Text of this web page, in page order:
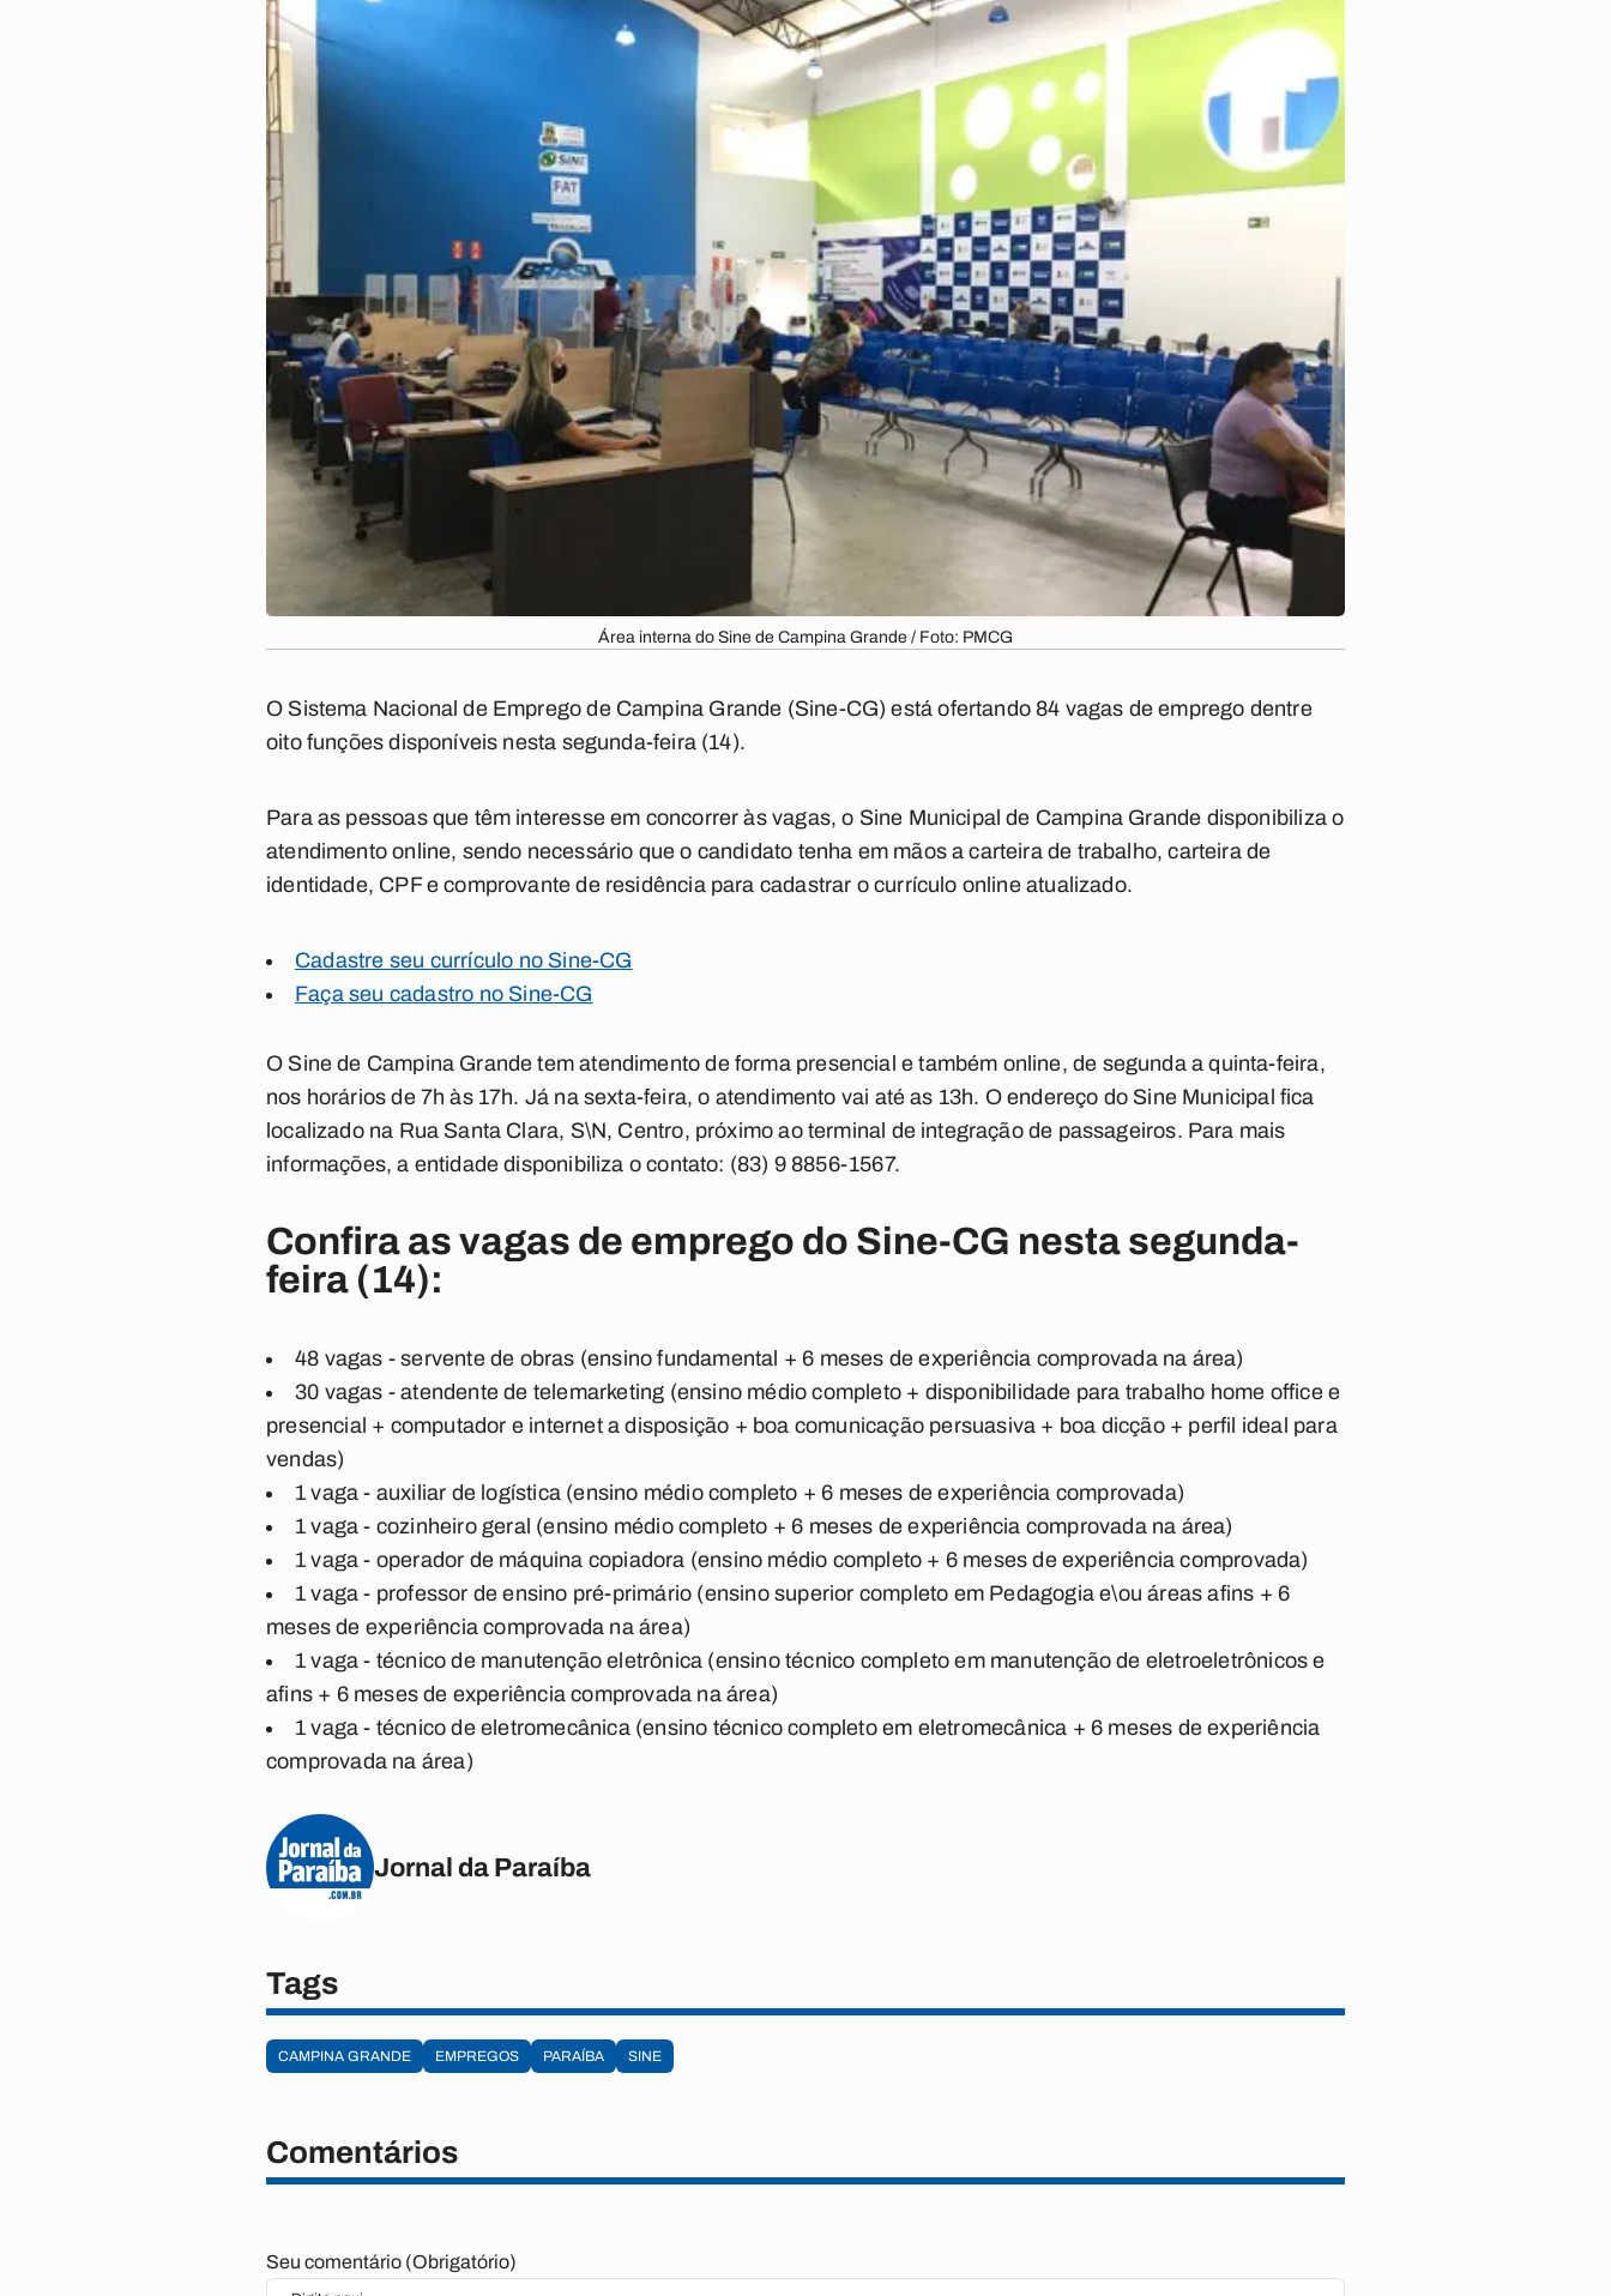
Área interna do Sine de Campina Grande / Foto: PMCG
O Sistema Nacional de Emprego de Campina Grande (Sine-CG) está ofertando 84 vagas de emprego dentre
oito funções disponíveis nesta segunda-feira (14).
Para as pessoas que têm interesse em concorrer às vagas, o Sine Municipal de Campina Grande disponibiliza o
atendimento online, sendo necessário que o candidato tenha em mãos a carteira de trabalho, carteira de
identidade, CPF e comprovante de residência para cadastrar o currículo online atualizado.
Cadastre seu currículo no Sine-CG
Faça seu cadastro no Sine-CG
O Sine de Campina Grande tem atendimento de forma presencial e também online, de segunda a quinta-feira,
nos horários de 7h às 17h. Já na sexta-feira, o atendimento vai até as 13h. O endereço do Sine Municipal fica
localizado na Rua Santa Clara, S\N, Centro, próximo ao terminal de integração de passageiros. Para mais
informações, a entidade disponibiliza o contato: (83) 9 8856-1567.
Confira as vagas de emprego do Sine-CG nesta segunda-
feira (14):
48 vagas - servente de obras (ensino fundamental + 6 meses de experiência comprovada na área)
30 vagas - atendente de telemarketing (ensino médio completo + disponibilidade para trabalho home office e
presencial + computador e internet a disposição + boa comunicação persuasiva + boa dicção + perfil ideal para
vendas)
1 vaga - auxiliar de logística (ensino médio completo + 6 meses de experiência comprovada)
1 vaga - cozinheiro geral (ensino médio completo + 6 meses de experiência comprovada na área)
1 vaga - operador de máquina copiadora (ensino médio completo + 6 meses de experiência comprovada)
1 vaga - professor de ensino pré-primário (ensino superior completo em Pedagogia e\ou áreas afins + 6
meses de experiência comprovada na área)
1 vaga - técnico de manutenção eletrônica (ensino técnico completo em manutenção de eletroeletrônicos e
afins + 6 meses de experiência comprovada na área)
1 vaga - técnico de eletromecânica (ensino técnico completo em eletromecânica + 6 meses de experiência
comprovada na área)
Jornal da Paraíba
Tags
CAMPINA GRANDE EMPREGOS PARAÍBA SINE
Comentários
Seu comentário (Obrigatório)